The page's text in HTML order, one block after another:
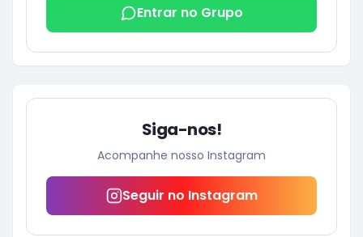
Entrar no Grupo
Siga-nos!
Acompanhe nosso Instagram
Seguir no Instagram